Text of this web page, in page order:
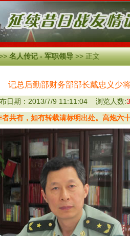
名人传记 - 军职领导>> 正文
记总后勤部财务部部长戴忠义少
日期：2013/7/9 11:11:04 浏览人数:
者共有，如有转载请标明出处。高炮